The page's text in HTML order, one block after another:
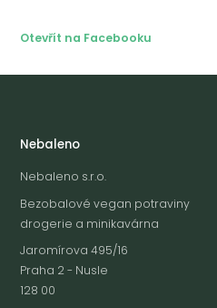
Otevřít na Facebooku
Nebaleno
Nebaleno s.r.o.
Bezobalové vegan potraviny
drogerie a minikavárna
Jaromírova 495/16
Praha 2 - Nusle
128 00